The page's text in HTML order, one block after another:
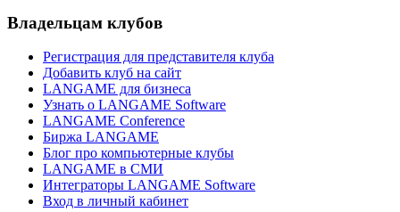
Владельцам клубов
Регистрация для представителя клуба
Добавить клуб на сайт
LANGAME для бизнеса
Узнать о LANGAME Software
LANGAME Conference
Биржа LANGAME
Блог про компьютерные клубы
LANGAME в СМИ
Интеграторы LANGAME Software
Вход в личный кабинет